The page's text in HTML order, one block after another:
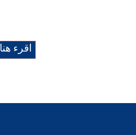
اقرء هنا